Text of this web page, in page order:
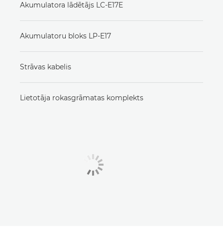
Akumulatora lādētājs LC-E17E
Akumulatoru bloks LP-E17
Strāvas kabelis
Lietotāja rokasgrāmatas komplekts